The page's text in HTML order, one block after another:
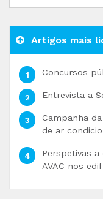
Artigos mais
Concursos
Entrevista a
Campanha
de ar
Perspetivas
AVAC nos